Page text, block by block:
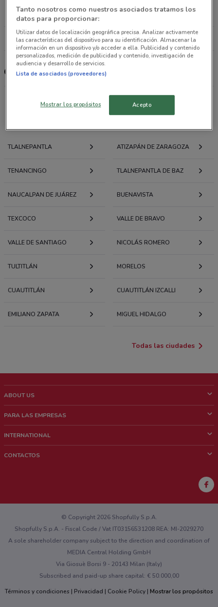
17 km
Todas las tiendas Go Mart
Go Mart
Ofertas folletos y catálogos por ciudad a tu
TLALNEPANTLA ATIZAPÁN DE ZARAGOZA
TENANCINGO TLALNEPANTLA DE BAZ
NAUCALPAN DE JUÁREZ BUENAVISTA
TEXCOCO VALLE DE BRAVO
VALLE DE SANTIAGO NICOLÁS ROMERO
TULTITLÁN MORELOS
CUAUTITLÁN CUAUTITLÁN IZCALLI
EMILIANO ZAPATA MIGUEL HIDALGO
Todas las ciudades
ABOUT US
¿Quiénes Somos?
Trabaja con nosotros
PARA LAS EMPRESAS
Contacto comercial
INTERNATIONAL
CONTACTOS
¿Encontraste un problema en la web o en la aplicación?
© Copyright 2026 Shopfully S.p.A.
Shopfully S.p.A. - Fiscal Code / Vat IT03156531208 REA: MI-2029270
A sole shareholder company subject to the direction and coordination of
MEDIA Central Holding GmbH
Via Giosuè Borsi 9 - 20143 Milan (Italy)
Subscribed and paid-up share capital: € 50.000,00
Términos y condiciones
Privacidad Cookie Policy Mostrar los propósitos
Tanto nosotros como nuestros asociados tratamos los
datos para proporcionar:
Utilizar datos de localización geográfica precisa. Analizar activamente
las características del dispositivo para su identificación. Almacenar la
información en un dispositivo y/o acceder a ella. Publicidad y contenido
personalizados, medición de publicidad y contenido, investigación de
audiencia y desarrollo de servicios.
Lista de asociados (proveedores)
Mostrar los propósitos Acepto